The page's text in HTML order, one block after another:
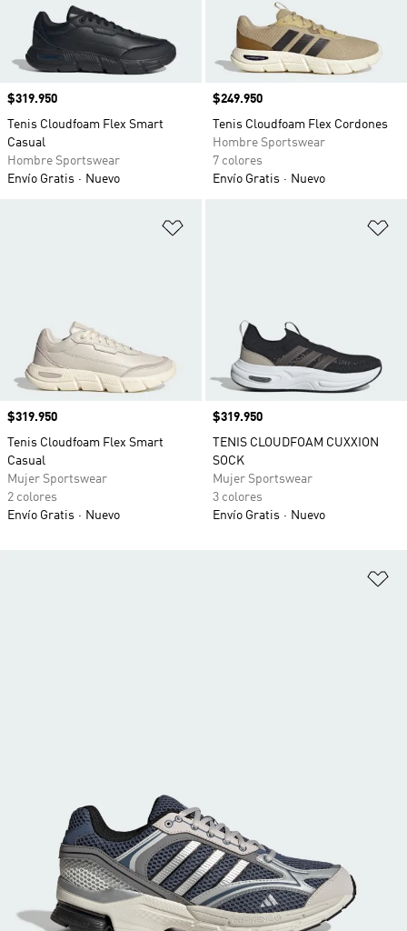
Precio
$319.950
Tenis Cloudfoam Flex Smart
Casual
Hombre Sportswear
Envío Gratis
Nuevo
Precio
$249.950
Tenis Cloudfoam Flex Cordones
Hombre Sportswear
7 colores
Envío Gratis
Nuevo
Precio
$319.950
Tenis Cloudfoam Flex Smart
Casual
Mujer Sportswear
2 colores
Envío Gratis
Nuevo
Precio
$319.950
TENIS CLOUDFOAM CUXXION
SOCK
Mujer Sportswear
3 colores
Envío Gratis
Nuevo